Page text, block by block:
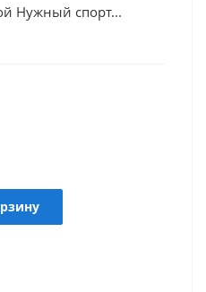
Нужный спорт...